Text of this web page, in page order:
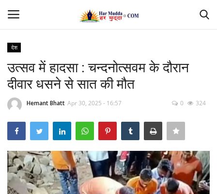
Home
Contact
मध्यप्रदेश
छत्तीसगढ़
देश
उत्सव में हादसा : चन्दनोत्सवम के दौरान
दीवार धसने से सात की मौत
Hemant Bhatt Apr 30, 2025 - 16:57 0 324